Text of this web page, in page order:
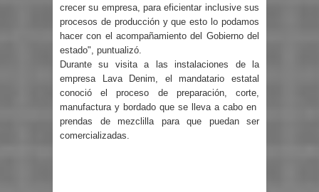
crecer su empresa, para eficientar inclusive sus
procesos de producción y que esto lo podamos
hacer con el acompañamiento del Gobierno del
estado", puntualizó.
Durante su visita a las instalaciones de la
empresa Lava Denim, el mandatario estatal
conoció el proceso de preparación, corte,
manufactura y bordado que se lleva a cabo en
prendas de mezclilla para que puedan ser
comercializadas.